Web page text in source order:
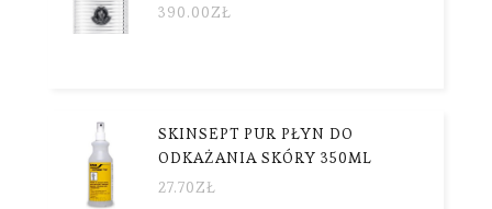
390.00ZŁ
SKINSEPT PUR PŁYN DO
ODKAŻANIA SKÓRY 350ML
27.70ZŁ